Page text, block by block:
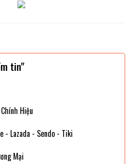
tin"
Hiệu
- Lazada - Sendo - Tiki
Mại